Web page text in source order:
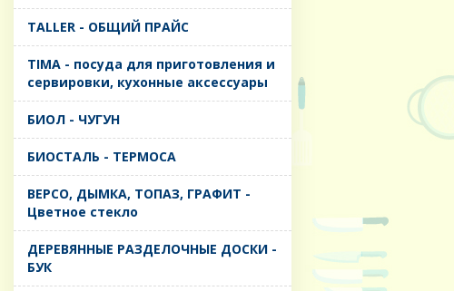
TALLER - ОБЩИЙ ПРАЙС
TIMA - посуда для приготовления и
сервировки, кухонные аксессуары
БИОЛ - ЧУГУН
БИОСТАЛЬ - ТЕРМОСА
ВЕРСО, ДЫМКА, ТОПАЗ, ГРАФИТ -
Цветное стекло
ДЕРЕВЯННЫЕ РАЗДЕЛОЧНЫЕ ДОСКИ -
БУК